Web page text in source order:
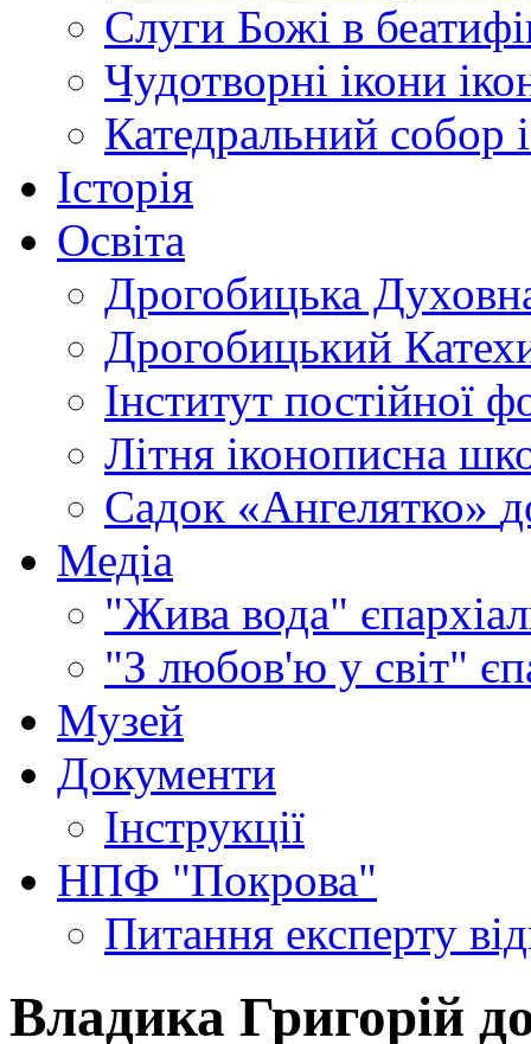
Слуги Божі в
Чудотворні ікони
Катедральний собор
Історія
Освіта
Дрогобицька
Дрогобицький
Інститут постійної
Літня іконописна
Садок «Ангелятко»
Медіа
"Жива вода"
"З любов'ю у світ"
Музей
Документи
Інструкції
НПФ "Покрова"
Питання експерту
Владика Григорій